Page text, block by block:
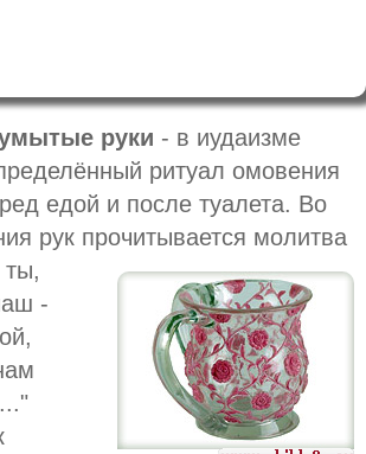
руки - в иудаизме
ритуал омовения
едой и после туалета. Во
рук прочитывается молитва
ты,
-